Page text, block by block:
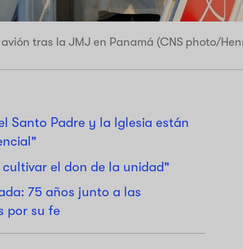
tras la JMJ en Panamá (CNS photo/
Santo Padre y la Iglesia están
el don de la unidad"
75 años junto a las
por su fe